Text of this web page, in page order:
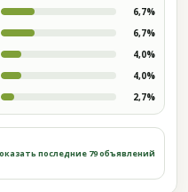
6,7%
6,7%
4,0%
4,0%
2,7%
последние 79 объявлений